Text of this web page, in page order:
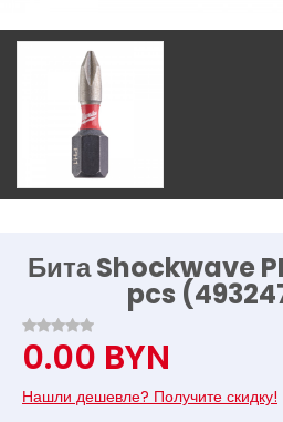
Бита Shockwave
pcs
0.00 BYN
Нашли дешевле? Получите скидку!